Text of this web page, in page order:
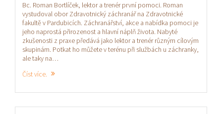
Bc. Roman Bortlíček, lektor a trenér první pomoci. Roman
vystudoval obor Zdravotnický záchranář na Zdravotnické
fakultě v Pardubicích. Záchranářství, akce a nabídka pomoci je
jeho naprostá přirozenost a hlavní náplň života. Nabyté
zkušenosti z praxe předává jako lektor a trenér různým cílovým
skupinám. Potkat ho můžete v terénu při službách u záchranky,
ale taky na…
Číst více.